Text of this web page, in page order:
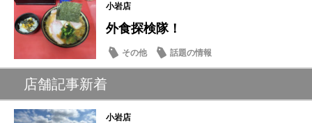
小岩店
外食探検隊！
その他 話題の情報
店舗記事新着
小岩店